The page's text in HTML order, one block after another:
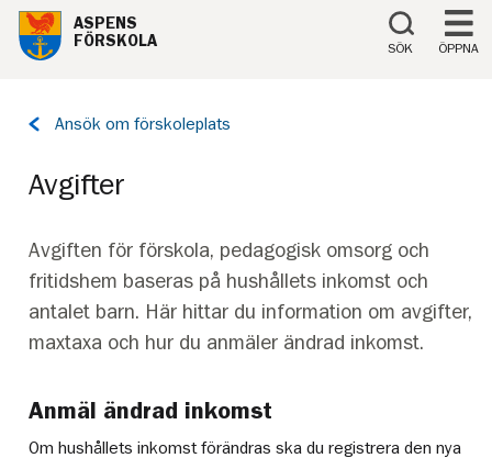
Till innehåll på sidan
ASPENS
FÖRSKOLA
SÖK ÖPPNA
Tillbaka
Ansök om förskoleplats
Avgifter
Avgiften för förskola, pedagogisk omsorg och
fritidshem baseras på hushållets inkomst och
antalet barn. Här hittar du information om avgifter,
maxtaxa och hur du anmäler ändrad inkomst.
Anmäl ändrad inkomst
Om hushållets inkomst förändras ska du registrera den nya